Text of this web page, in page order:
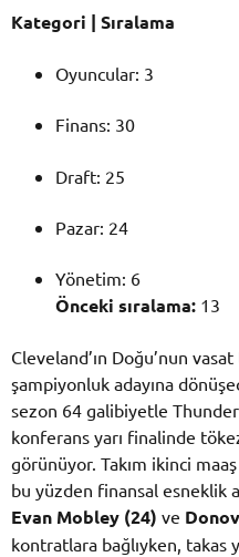
Kategori | Sıralama
Oyuncular: 3
Finans: 30
Draft: 25
Pazar: 24
Yönetim: 6
Önceki sıralama: 13
Cleveland’ın Doğu’nun
şampiyonluk adayına
sezon 64 galibiyetle
konferans yarı finalinde
görünüyor. Takım ikinci
bu yüzden finansal esneklik
Evan Mobley (24) ve
kontratlara bağlıyken, takas